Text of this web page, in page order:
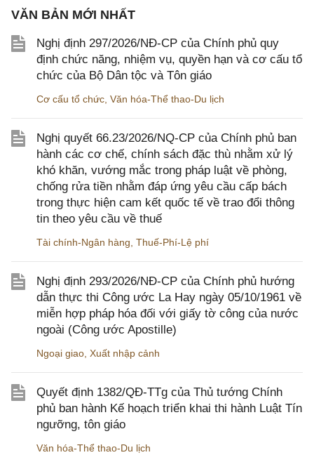
VĂN BẢN MỚI NHẤT
Nghị định 297/2026/NĐ-CP của Chính phủ quy
định chức năng, nhiệm vụ, quyền hạn và cơ cấu tổ
chức của Bộ Dân tộc và Tôn giáo
Cơ cấu tổ chức Văn hóa-Thể thao-Du lịch
Nghị quyết 66.23/2026/NQ-CP của Chính phủ ban
hành các cơ chế, chính sách đặc thù nhằm xử lý
khó khăn, vướng mắc trong pháp luật về phòng,
chống rửa tiền nhằm đáp ứng yêu cầu cấp bách
trong thực hiện cam kết quốc tế về trao đổi thông
tin theo yêu cầu về thuế
Tài chính-Ngân hàng Thuế-Phí-Lệ phí
Nghị định 293/2026/NĐ-CP của Chính phủ hướng
dẫn thực thi Công ước La Hay ngày 05/10/1961 về
miễn hợp pháp hóa đối với giấy tờ công của nước
ngoài (Công ước Apostille)
Ngoại giao Xuất nhập cảnh
Quyết định 1382/QĐ-TTg của Thủ tướng Chính
phủ ban hành Kế hoạch triển khai thi hành Luật Tín
ngưỡng, tôn giáo
Văn hóa-Thể thao-Du lịch